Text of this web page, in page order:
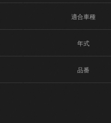
適合車種
年式
品番